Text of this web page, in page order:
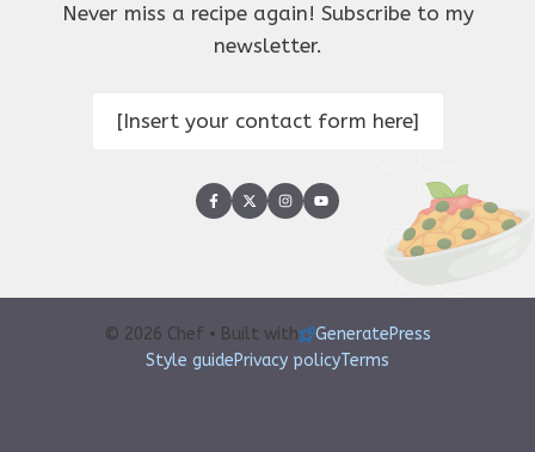
Never miss a recipe again! Subscribe to my
newsletter.
[Insert your contact form here]
© 2026 Chef • Built with
GeneratePress
Style guidePrivacy policyTerms